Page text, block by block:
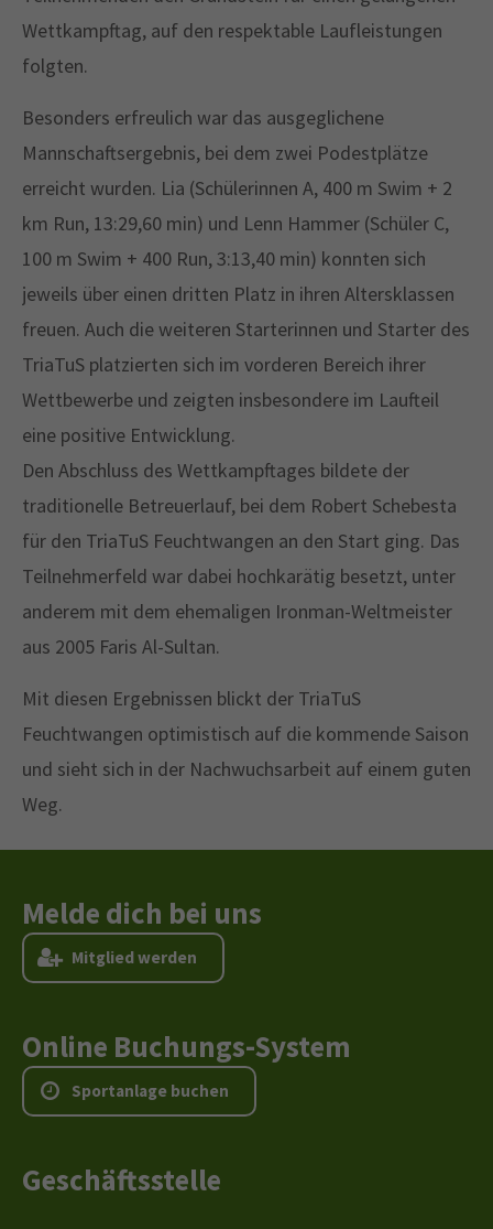
Wettkampftag, auf den respektable Laufleistungen
folgten.
Besonders erfreulich war das ausgeglichene
Mannschaftsergebnis, bei dem zwei Podestplätze
erreicht wurden. Lia (Schülerinnen A, 400 m Swim + 2
km Run, 13:29,60 min) und Lenn Hammer (Schüler C,
100 m Swim + 400 Run, 3:13,40 min) konnten sich
jeweils über einen dritten Platz in ihren Altersklassen
freuen. Auch die weiteren Starterinnen und Starter des
TriaTuS platzierten sich im vorderen Bereich ihrer
Wettbewerbe und zeigten insbesondere im Laufteil
eine positive Entwicklung.
Den Abschluss des Wettkampftages bildete der
traditionelle Betreuerlauf, bei dem Robert Schebesta
für den TriaTuS Feuchtwangen an den Start ging. Das
Teilnehmerfeld war dabei hochkarätig besetzt, unter
anderem mit dem ehemaligen Ironman-Weltmeister
aus 2005 Faris Al-Sultan.
Mit diesen Ergebnissen blickt der TriaTuS
Feuchtwangen optimistisch auf die kommende Saison
und sieht sich in der Nachwuchsarbeit auf einem guten
Weg.
Melde dich bei uns
Mitgliedwerden
Online Buchungs-System
Sportanlage buchen
Geschäftsstelle